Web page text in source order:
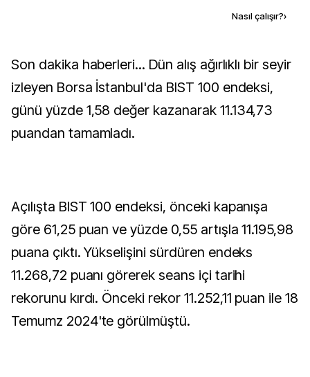
Nasıl çalışır?›
Son dakika haberleri... Dün alış ağırlıklı bir seyir
izleyen Borsa İstanbul'da BIST 100 endeksi,
günü yüzde 1,58 değer kazanarak 11.134,73
puandan tamamladı.
Açılışta BIST 100 endeksi, önceki kapanışa
göre 61,25 puan ve yüzde 0,55 artışla 11.195,98
puana çıktı. Yükselişini sürdüren endeks
11.268,72 puanı görerek seans içi tarihi
rekorunu kırdı. Önceki rekor 11.252,11 puan ile 18
Temumz 2024'te görülmüştü.